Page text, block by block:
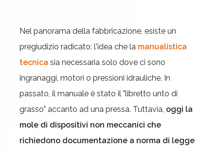
Nel panorama della fabbricazione, esiste un
pregiudizio radicato: l'idea che la manualistica
tecnica sia necessaria solo dove ci sono
ingranaggi, motori o pressioni idrauliche. In
passato, il manuale è stato il "libretto unto di
grasso" accanto ad una pressa. Tuttavia, oggi la
mole di dispositivi non meccanici che
richiedono documentazione a norma di legge